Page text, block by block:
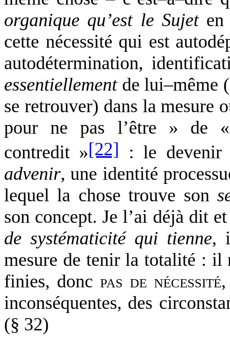
organique qu’est le Sujeten
cette nécessité qui est
autodétermination,
essentiellementde lui–même
se retrouver) dans la mesure
pour ne pas l’être » de
contredit »[22] : le devenir
advenir, une identité
lequel la chose trouve son
son concept. Je l’ai déjà dit
de systématicité qui tienne,
mesure de tenir la totalité : il
finies, donc pas de nécessité
inconséquentes, des
(§ 32)